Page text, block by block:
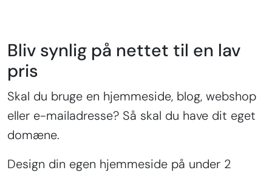
Bliv synlig på nettet til en lav
pris
Skal du bruge en hjemmeside, blog, webshop
eller e-mailadresse? Så skal du have dit eget
domæne.
Design din egen hjemmeside på under 2